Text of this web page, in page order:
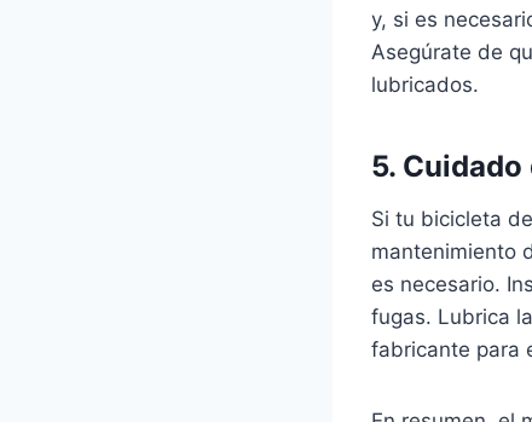
y, si es
Asegúrate de
lubricados.
5.
Si tu bicicleta
mantenimiento
es necesario.
fugas. Lubrica
fabricante para